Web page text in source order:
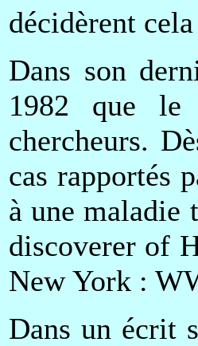
décidèrent
Dans son
1982 que le
chercheurs.
cas rapportés
à une
discoverer of
New York :
Dans un écrit